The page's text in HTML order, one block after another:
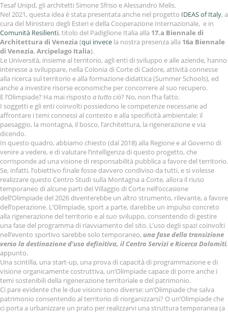
Tesaf Unipd, gli architetti Simone Sfriso e Alessandro Melis.
Nel 2021, questa idea è stata presentata anche nel progetto IDEAS of Italy, a
cura del Ministero degli Esteri e della Cooperazione Internazionale, e in
Comunità Resilienti, titolo del Padiglione Italia alla 17.a Biennale di
Architettura di Venezia (qui invece la nostra presenza alla 16a Biennale
di Venezia, Arcipelago Italia).
Le Università, insieme al territorio, agli enti di sviluppo e alle aziende, hanno
interesse a sviluppare, nella Colonia di Corte di Cadore, attività connesse
alla ricerca sul territorio e alla formazione didattica (Summer Schools), ed
anche a investire risorse economiche per concorrere al suo recupero.
E l’Olimpiade? Ha mai risposto a tutto ciò? No, non l’ha fatto.
I soggetti e gli enti coinvolti possiedono le competenze necessarie ad
affrontare i temi connessi al contesto e alla specificità ambientale: il
paesaggio, la montagna, il bosco, l’architettura, la rigenerazione e via
dicendo.
In questo quadro, abbiamo chiesto (dal 2018) alla Regione e al Governo di
venire a vedere, e di valutare l’intelligenza di questo progetto, che
corrisponde ad una visione di responsabilità pubblica a favore del territorio.
Se, infatti, l’obiettivo finale fosse davvero condiviso da tutti, e si volesse
realizzare questo Centro Studi sulla Montagna a Corte, allora il riuso
temporaneo di alcune parti del Villaggio di Corte nell’occasione
dell’Olimpiade del 2026 diventerebbe un altro strumento, rilevante, a favore
dell’operazione. L’Olimpiade, sport a parte, darebbe un impulso concreto
alla rigenerazione del territorio e al suo sviluppo, consentendo di gestire
una fase del programma di riavviamento del sito. L’uso degli spazi coinvolti
nell’evento sportivo sarebbe solo temporaneo, una fase della transizione
verso la destinazione d’uso definitiva, il Centro Servizi e Ricerca Dolomiti,
appunto.
Una scintilla, una start-up, una prova di capacità di programmazione e di
visione organicamente costruttiva, un’Olimpiade capace di porre anche i
temi sostenibili della rigenerazione territoriale e del patrimonio.
Ci pare evidente che le due visioni sono diverse: un’Olimpiade che salva
patrimonio consentendo al territorio di riorganizzarsi? O un’Olimpiade che
ci porta a urbanizzare un prato per realizzarvi una struttura temporanea (a